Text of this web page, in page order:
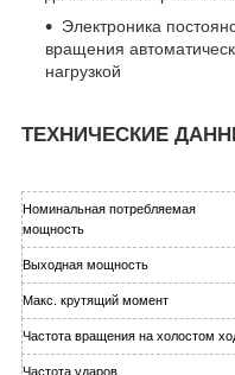
Электроника
вращения
нагрузкой
ТЕХНИЧЕСКИЕ
Номинальная потребляемая
мощность
Выходная мощность
Макс. крутящий момент
Частота вращения на холостом
Частота ударов